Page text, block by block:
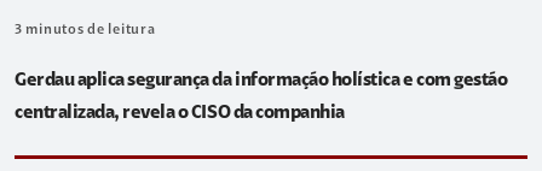
3 minutos de leitura
Gerdau aplica segurança da informação holística e com gestão
centralizada, revela o CISO da companhia